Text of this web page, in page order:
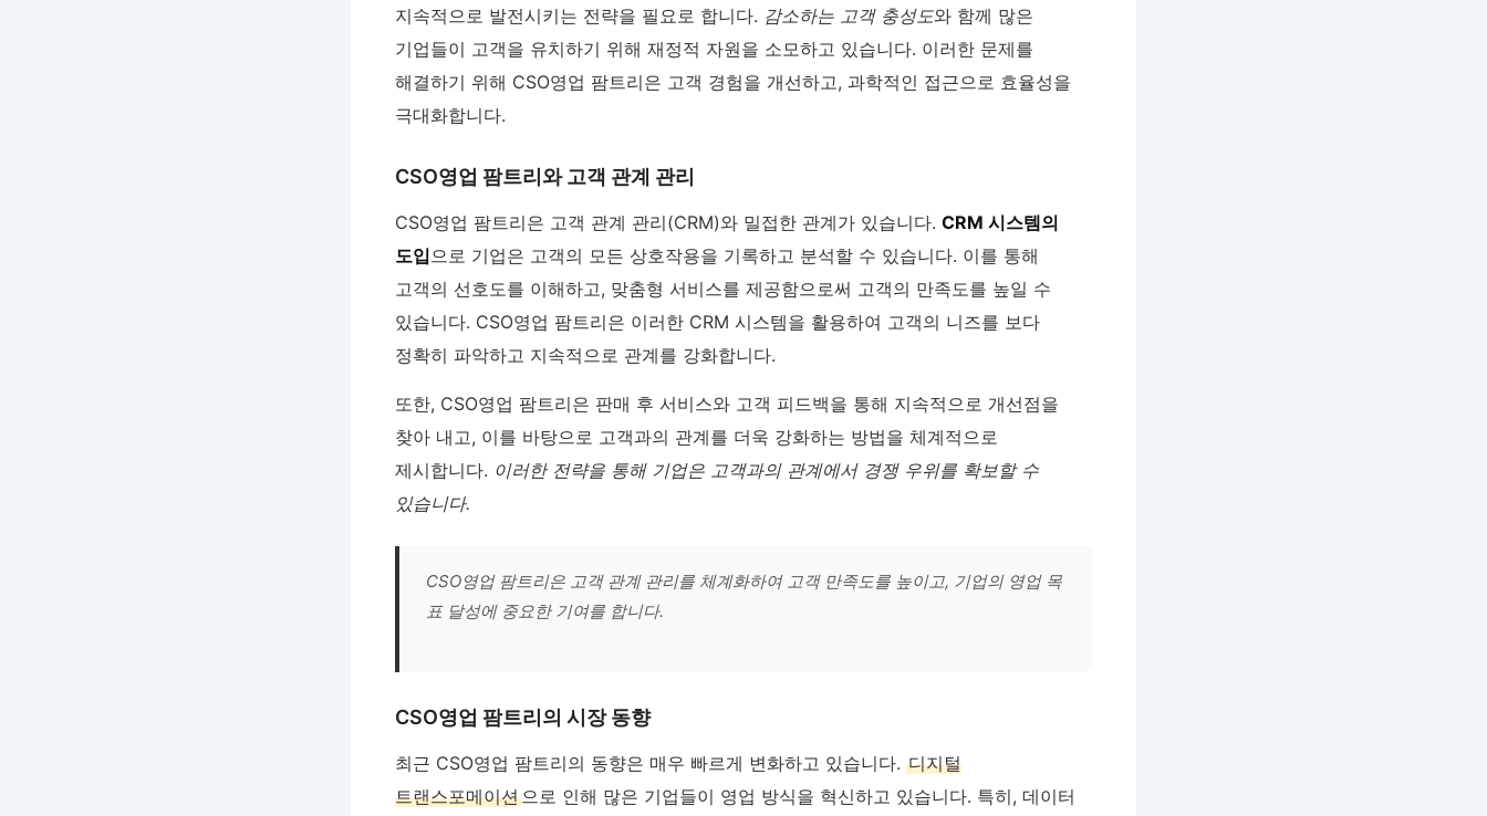
지속적으로 발전시키는 전략을 필요로 합니다. 감소하는 고객 충성도와 함께 많은
기업들이 고객을 유치하기 위해 재정적 자원을 소모하고 있습니다. 이러한 문제를
해결하기 위해 CSO영업 팜트리은 고객 경험을 개선하고, 과학적인 접근으로 효율성을
극대화합니다.
CSO영업 팜트리와 고객 관계 관리
CSO영업 팜트리은 고객 관계 관리(CRM)와 밀접한 관계가 있습니다. CRM 시스템의
도입으로 기업은 고객의 모든 상호작용을 기록하고 분석할 수 있습니다. 이를 통해
고객의 선호도를 이해하고, 맞춤형 서비스를 제공함으로써 고객의 만족도를 높일 수
있습니다. CSO영업 팜트리은 이러한 CRM 시스템을 활용하여 고객의 니즈를 보다
정확히 파악하고 지속적으로 관계를 강화합니다.
또한, CSO영업 팜트리은 판매 후 서비스와 고객 피드백을 통해 지속적으로 개선점을
찾아 내고, 이를 바탕으로 고객과의 관계를 더욱 강화하는 방법을 체계적으로
제시합니다. 이러한 전략을 통해 기업은 고객과의 관계에서 경쟁 우위를 확보할 수
있습니다.
CSO영업 팜트리은 고객 관계 관리를 체계화하여 고객 만족도를 높이고, 기업의 영업 목
표 달성에 중요한 기여를 합니다.
CSO영업 팜트리의 시장 동향
최근 CSO영업 팜트리의 동향은 매우 빠르게 변화하고 있습니다. 디지털
트랜스포메이션으로 인해 많은 기업들이 영업 방식을 혁신하고 있습니다. 특히, 데이터